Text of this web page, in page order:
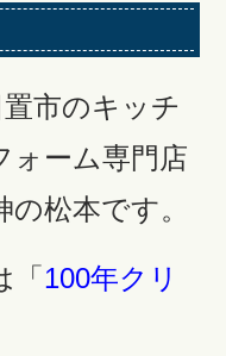
市のキッチ
ォーム専門店
松本です。
100年クリ